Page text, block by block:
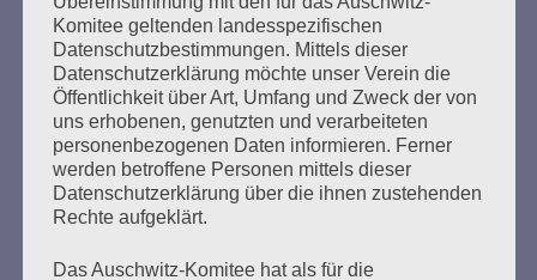
mehr ...
Seitennummerierung
der
Beiträge
Zurück 25 Weiter
Komitee geltenden landesspezifischen
Datenschutzbestimmungen. Mittels dieser
Datenschutzerklärung möchte unser Verein die
Öffentlichkeit über Art, Umfang und Zweck der von
uns erhobenen, genutzten und verarbeiteten
personenbezogenen Daten informieren. Ferner
werden betroffene Personen mittels dieser
Datenschutzerklärung über die ihnen zustehenden
Rechte aufgeklärt.
Das Auschwitz-Komitee hat als für die